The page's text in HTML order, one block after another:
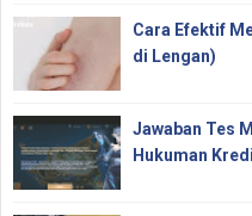
Cara Efektif
di Lengan)
Jawaban Tes
Hukuman